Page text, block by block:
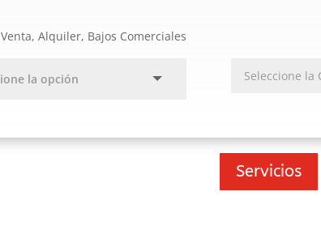
Venta, Alquiler, Bajos Comerciales
Servicios